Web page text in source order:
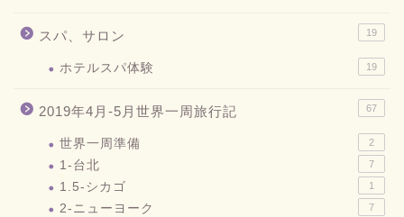
スパ、サロン 19
ホテルスパ体験 19
2019年4月-5月世界一周旅行記 67
世界一周準備 2
1-台北 7
1.5-シカゴ 1
2-ニューヨーク 7